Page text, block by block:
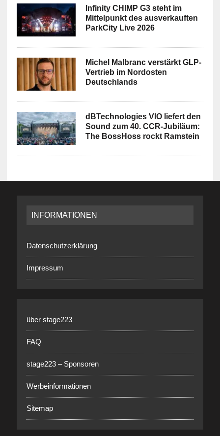
Infinity CHIMP G3 steht im
Mittelpunkt des ausverkauften
ParkCity Live 2026
Michel Malbranc verstärkt GLP-
Vertrieb im Nordosten
Deutschlands
dBTechnologies VIO liefert den
Sound zum 40. CCR-Jubiläum:
The BossHoss rockt Ramstein
INFORMATIONEN
Datenschutzerklärung
Impressum
über stage223
FAQ
stage223 – Sponsoren
Werbeinformationen
Sitemap